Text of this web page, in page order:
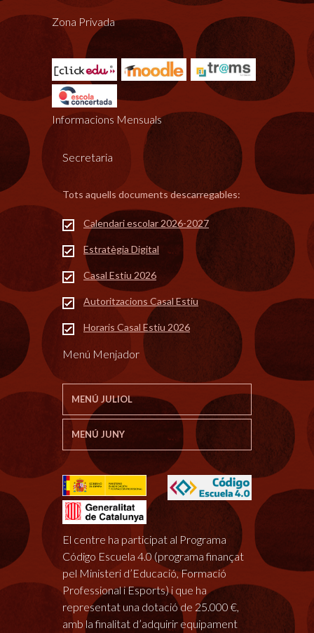
Zona Privada
Informacions Mensuals
Secretaria
Tots aquells documents descarregables:
Calendari escolar 2026-2027
Estratègia Digital
Casal Estiu 2026
Autoritzacions Casal Estiu
Horaris Casal Estiu 2026
Menú Menjador
MENÚ JULIOL
MENÚ JUNY
El centre ha participat al Programa
Código Escuela 4.0 (programa finançat
pel Ministeri d’Educació, Formació
Professional i Esports) i que ha
representat una dotació de 25.000 €,
amb la finalitat d’adquirir equipament